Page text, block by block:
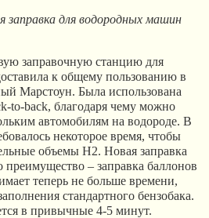
заправка для водородных машин
заправочную станцию для
к общему пользованию в
Марстоун. Была использована
to-back, благодаря чему можно
автомобилям на водороде. В
некоторое время, чтобы
объемы Н2. Новая заправка
– заправка баллонов
теперь не больше времени,
стандартного бензобака.
в привычные 4-5 минут.